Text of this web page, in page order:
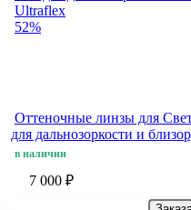
52%
Оттеночные линзы для
для дальнозоркости и
в наличии
7 000 ₽